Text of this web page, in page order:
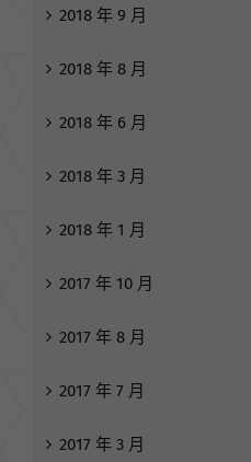
2019 年 3 月
2018 年 9 月
2018 年 8 月
2018 年 6 月
2018 年 3 月
2018 年 1 月
2017 年 10 月
2017 年 8 月
2017 年 7 月